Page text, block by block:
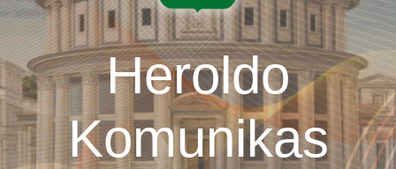
Heroldo
Komunikas